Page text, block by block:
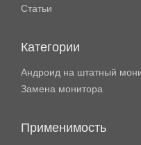
Статьи
Категории
Андроид на штатный
Замена монитора
Применимость